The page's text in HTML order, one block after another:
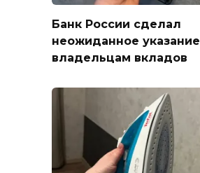
Банк России сделал
неожиданное указание
владельцам вкладов